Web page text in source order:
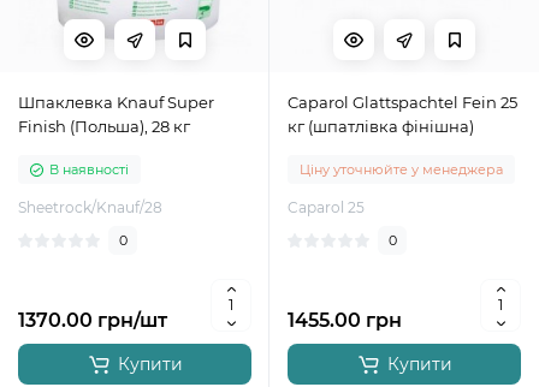
Шпаклевка Knauf Super
Finish (Польша), 28 кг
В наявності
Sheetrock/Knauf/28
0
1370.00 грн/шт
Купити
Caparol Glattspachtel Fein 25
кг (шпатлівка фінішна)
Ціну уточнюйте у менеджера
Caparol 25
0
1455.00 грн
Купити